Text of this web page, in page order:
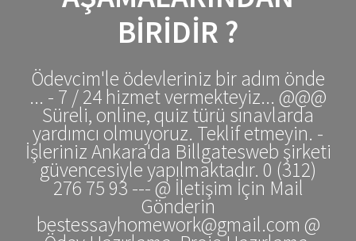
BIRIDIR ?
Ödevcim'le ödevleriniz bir adım önde
... - 7 / 24 hizmet vermekteyiz... @@@
Süreli, online, quiz türü sınavlarda
yardımcı olmuyoruz. Teklif etmeyin. -
İşleriniz Ankara'da Billgatesweb şirketi
güvencesiyle yapılmaktadır. 0 (312)
276 75 93 --- @ İletişim İçin Mail
Gönderin
bestessayhomework@gmail.com @